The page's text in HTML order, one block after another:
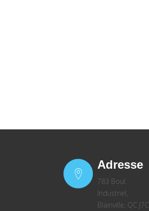
Adresse
783 Boul.
Industriel,
Blainville, QC J7C